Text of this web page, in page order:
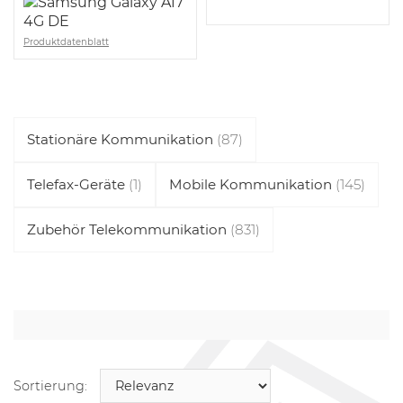
Produktdatenblatt
Stationäre Kommunikation (87)
Telefax-Geräte (1) Mobile Kommunikation (145)
Zubehör Telekommunikation (831)
Sortierung: